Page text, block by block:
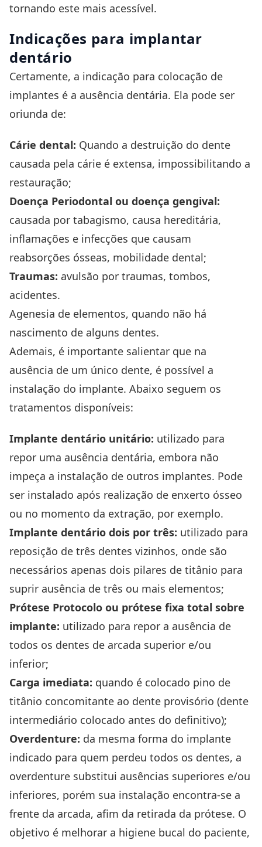
tornando este mais acessível.
Indicações para implantar
dentário
Certamente, a indicação para colocação de
implantes é a ausência dentária. Ela pode ser
oriunda de:
Cárie dental: Quando a destruição do dente
causada pela cárie é extensa, impossibilitando a
restauração;
Doença Periodontal ou doença gengival:
causada por tabagismo, causa hereditária,
inflamações e infecções que causam
reabsorções ósseas, mobilidade dental;
Traumas: avulsão por traumas, tombos,
acidentes.
Agenesia de elementos, quando não há
nascimento de alguns dentes.
Ademais, é importante salientar que na
ausência de um único dente, é possível a
instalação do implante. Abaixo seguem os
tratamentos disponíveis:
Implante dentário unitário: utilizado para
repor uma ausência dentária, embora não
impeça a instalação de outros implantes. Pode
ser instalado após realização de enxerto ósseo
ou no momento da extração, por exemplo.
Implante dentário dois por três: utilizado para
reposição de três dentes vizinhos, onde são
necessários apenas dois pilares de titânio para
suprir ausência de três ou mais elementos;
Prótese Protocolo ou prótese fixa total sobre
implante: utilizado para repor a ausência de
todos os dentes de arcada superior e/ou
inferior;
Carga imediata: quando é colocado pino de
titânio concomitante ao dente provisório (dente
intermediário colocado antes do definitivo);
Overdenture: da mesma forma do implante
indicado para quem perdeu todos os dentes, a
overdenture substitui ausências superiores e/ou
inferiores, porém sua instalação encontra-se a
frente da arcada, afim da retirada da prótese. O
objetivo é melhorar a higiene bucal do paciente,